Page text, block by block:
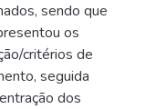
sendo que
os
critérios de
seguida
dos